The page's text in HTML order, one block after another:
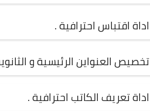
اداة اقتباس احترافية .
تخصيص العنواين الرئيسية و
اداة تعريف الكاتب احترافية .